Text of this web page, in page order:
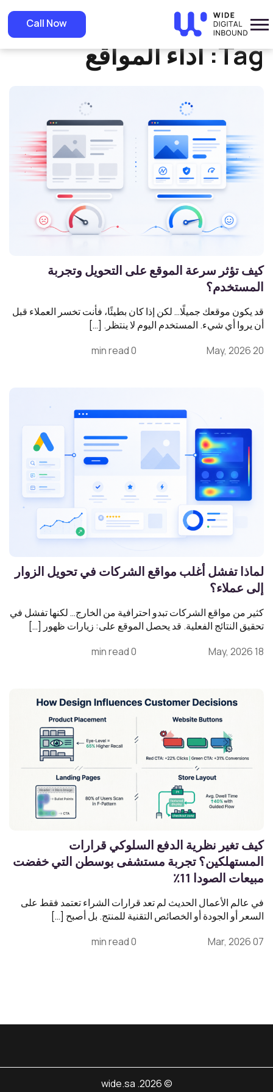
Call Now Home
» أداء المواقع
Tag: أداء المواقع
كيف تؤثر سرعة الموقع على التحويل وتجربة
المستخدم؟
قد يكون موقعك جميلًا… لكن إذا كان بطيئًا، فأنت تخسر العملاء قبل
أن يروا أي شيء. المستخدم اليوم لا ينتظر. […]
20 May, 2026
0 min read
لماذا تفشل أغلب مواقع الشركات في تحويل الزوار
إلى عملاء؟
كثير من مواقع الشركات تبدو احترافية من الخارج… لكنها تفشل في
تحقيق النتائج الفعلية. قد يحصل الموقع على: زيارات ظهور […]
18 May, 2026
0 min read
كيف تغير نظرية الدفع السلوكي قرارات
المستهلكين؟ تجربة مستشفى بوسطن التي خفضت
مبيعات الصودا 11٪
في عالم الأعمال الحديث لم تعد قرارات الشراء تعتمد فقط على
السعر أو الجودة أو الخصائص التقنية للمنتج. بل أصبح […]
07 Mar, 2026
0 min read
© 2026. wide.sa